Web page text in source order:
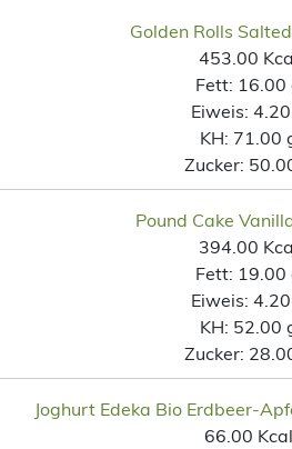
Golden Rolls
453.00
Fett: 16.00
Eiweis:
KH: 71.00
Zucker:
Pound Cake
394.00
Fett: 19.00
Eiweis:
KH: 52.00
Zucker:
Joghurt Edeka Bio Erdbeer-
66.00 Kcal